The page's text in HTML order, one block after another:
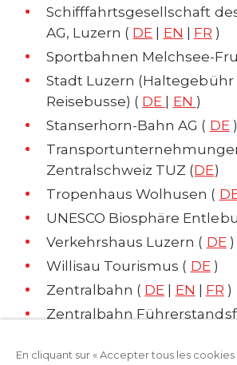
Schifffahrtsgesellschaft
AG, Luzern ( DE EN FR )
Sportbahnen Melchsee-
Stadt Luzern (Haltegebühr
Reisebusse) ( DE EN )
Stanserhorn-Bahn AG ( DE)
Zentralschweiz TUZ (DE)
Tropenhaus Wolhusen (
UNESCO Biosphäre
Verkehrshaus Luzern ( DE)
Willisau Tourismus ( DE)
Zentralbahn ( DE EN FR )
Zentralbahn
En cliquant sur « Accepter tous les